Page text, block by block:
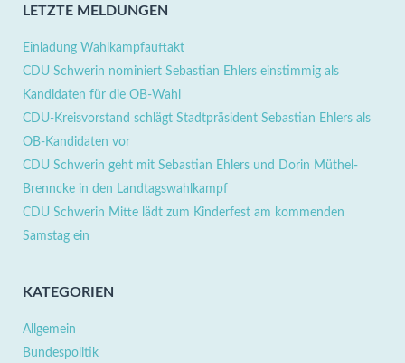
LETZTE MELDUNGEN
Einladung Wahlkampfauftakt
CDU Schwerin nominiert Sebastian Ehlers einstimmig als
Kandidaten für die OB-Wahl
CDU-Kreisvorstand schlägt Stadtpräsident Sebastian Ehlers als
OB-Kandidaten vor
CDU Schwerin geht mit Sebastian Ehlers und Dorin Müthel-
Brenncke in den Landtagswahlkampf
CDU Schwerin Mitte lädt zum Kinderfest am kommenden
Samstag ein
KATEGORIEN
Allgemein
Bundespolitik